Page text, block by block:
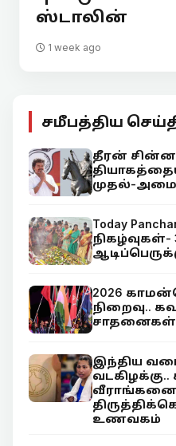
ஸ்டாலின்
1 week ago
சமீபத்திய
தீரன்
முதல்-
Today
2026
நிறைவு..
சாதனைகள்
இந்திய
வடகிழக்கு..
வீராங்கனை
உணவகம்